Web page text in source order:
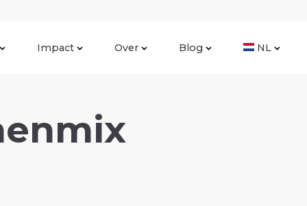
Impact Over Blog NL